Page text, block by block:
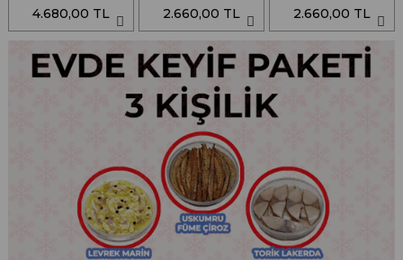
4.680,00 TL
2.660,00 TL
2.660,00 TL